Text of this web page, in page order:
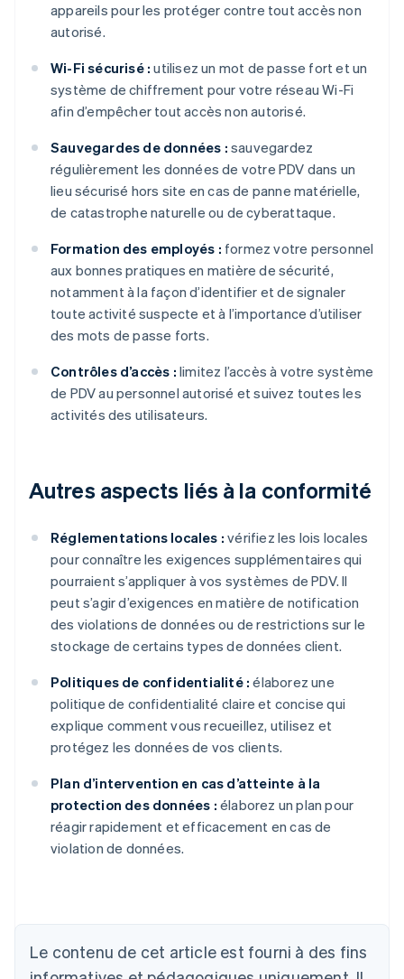
appareils pour les protéger contre tout accès non
autorisé.
Wi-Fi sécurisé : utilisez un mot de passe fort et un
système de chiffrement pour votre réseau Wi-Fi
afin d’empêcher tout accès non autorisé.
Sauvegardes de données : sauvegardez
régulièrement les données de votre PDV dans un
lieu sécurisé hors site en cas de panne matérielle,
de catastrophe naturelle ou de cyberattaque.
Formation des employés : formez votre personnel
aux bonnes pratiques en matière de sécurité,
notamment à la façon d’identifier et de signaler
toute activité suspecte et à l’importance d’utiliser
des mots de passe forts.
Contrôles d’accès : limitez l’accès à votre système
de PDV au personnel autorisé et suivez toutes les
activités des utilisateurs.
Autres aspects liés à la conformité
Réglementations locales : vérifiez les lois locales
pour connaître les exigences supplémentaires qui
pourraient s’appliquer à vos systèmes de PDV. Il
peut s’agir d’exigences en matière de notification
des violations de données ou de restrictions sur le
stockage de certains types de données client.
Politiques de confidentialité : élaborez une
politique de confidentialité claire et concise qui
explique comment vous recueillez, utilisez et
protégez les données de vos clients.
Plan d’intervention en cas d’atteinte à la
protection des données : élaborez un plan pour
réagir rapidement et efficacement en cas de
violation de données.
Le contenu de cet article est fourni à des fins
DeutschEnglish
Australie
English